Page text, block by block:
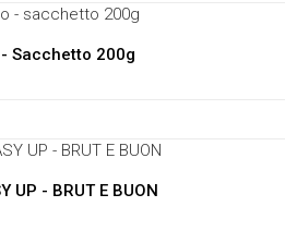
Sacchetto 200g
UP - BRUT E BUON